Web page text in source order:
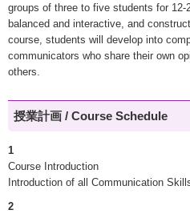
groups of three to five students for
balanced and interactive, and
course, students will develop into
communicators who share their own
others.
授業計画 / Course Schedule
1
Course Introduction
Introduction of all Communication
2